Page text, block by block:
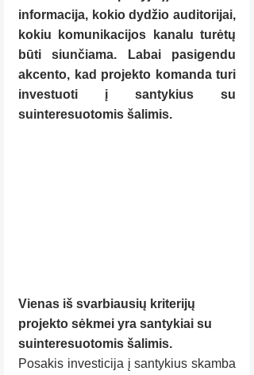
informacija, kokio dydžio auditorijai,
kokiu komunikacijos kanalu turėtų
būti siunčiama. Labai pasigendu
akcento, kad projekto komanda turi
investuoti į santykius su
suinteresuotomis šalimis.
Vienas iš svarbiausių kriterijų
projekto sėkmei yra santykiai su
suinteresuotomis šalimis.
Posakis investicija į santykius skamba